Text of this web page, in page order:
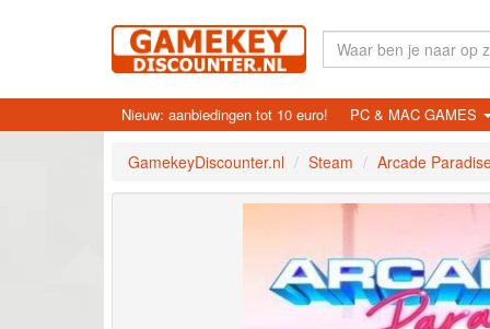
Nieuw: aanbiedingen tot 10 euro! PC & MAC GAMES
GamekeyDiscounter.nl Steam Arcade